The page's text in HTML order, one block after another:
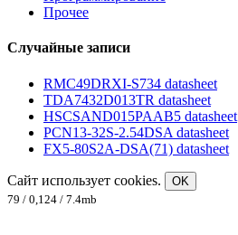
Прочее
Случайные записи
RMC49DRXI-S734 datasheet
TDA7432D013TR datasheet
HSCSAND015PAAB5 datasheet
PCN13-32S-2.54DSA datasheet
FX5-80S2A-DSA(71) datasheet
Сайт использует cookies.
OK
79 / 0,124 / 7.4mb